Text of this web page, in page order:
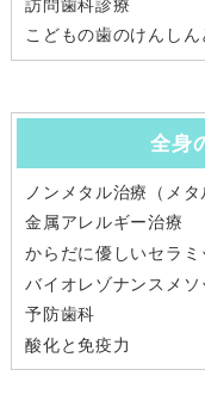
訪問歯科診療
こどもの歯のけんしん
全身
ノンメタル治療（メタ
金属アレルギー治療
からだに優しいセラミ
バイオレゾナンスメソ
予防歯科
酸化と免疫力